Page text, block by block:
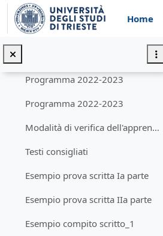
Vai al contenuto principale
Home
Contenuti del corso
Obiettivi formativi
Programma 2022-2023
Programma 2022-2023
Modalità di verifica dell'apprendimento
Testi consigliati
Esempio prova scritta Ia parte
Esempio prova scritta IIa parte
Esempio compito scritto_1